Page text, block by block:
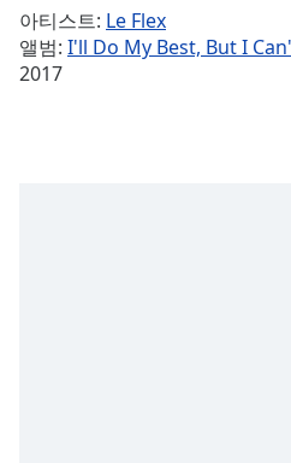
Stream
TypeLIVE
아티스트: Le Flex
앨범: I'll Do My Best, But I
2017